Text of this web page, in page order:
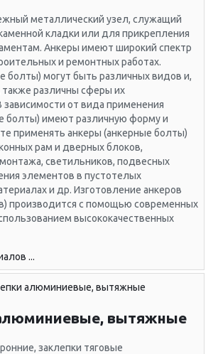
металлический узел, служащий
кладки или для прикрепления
Анкеры имеют широкий спектр
и ремонтных работах.
болты) могут быть различных видов и,
также различны сферы их
зависимости от вида применения
болты) имеют различную форму и
применять анкеры (анкерные болты)
рам и дверных блоков,
светильников, подвесных
элементов в пустотелых
и др. Изготовление анкеров
производится с помощью современных
высококачественных
...
вытяжные
заклепки тяговые